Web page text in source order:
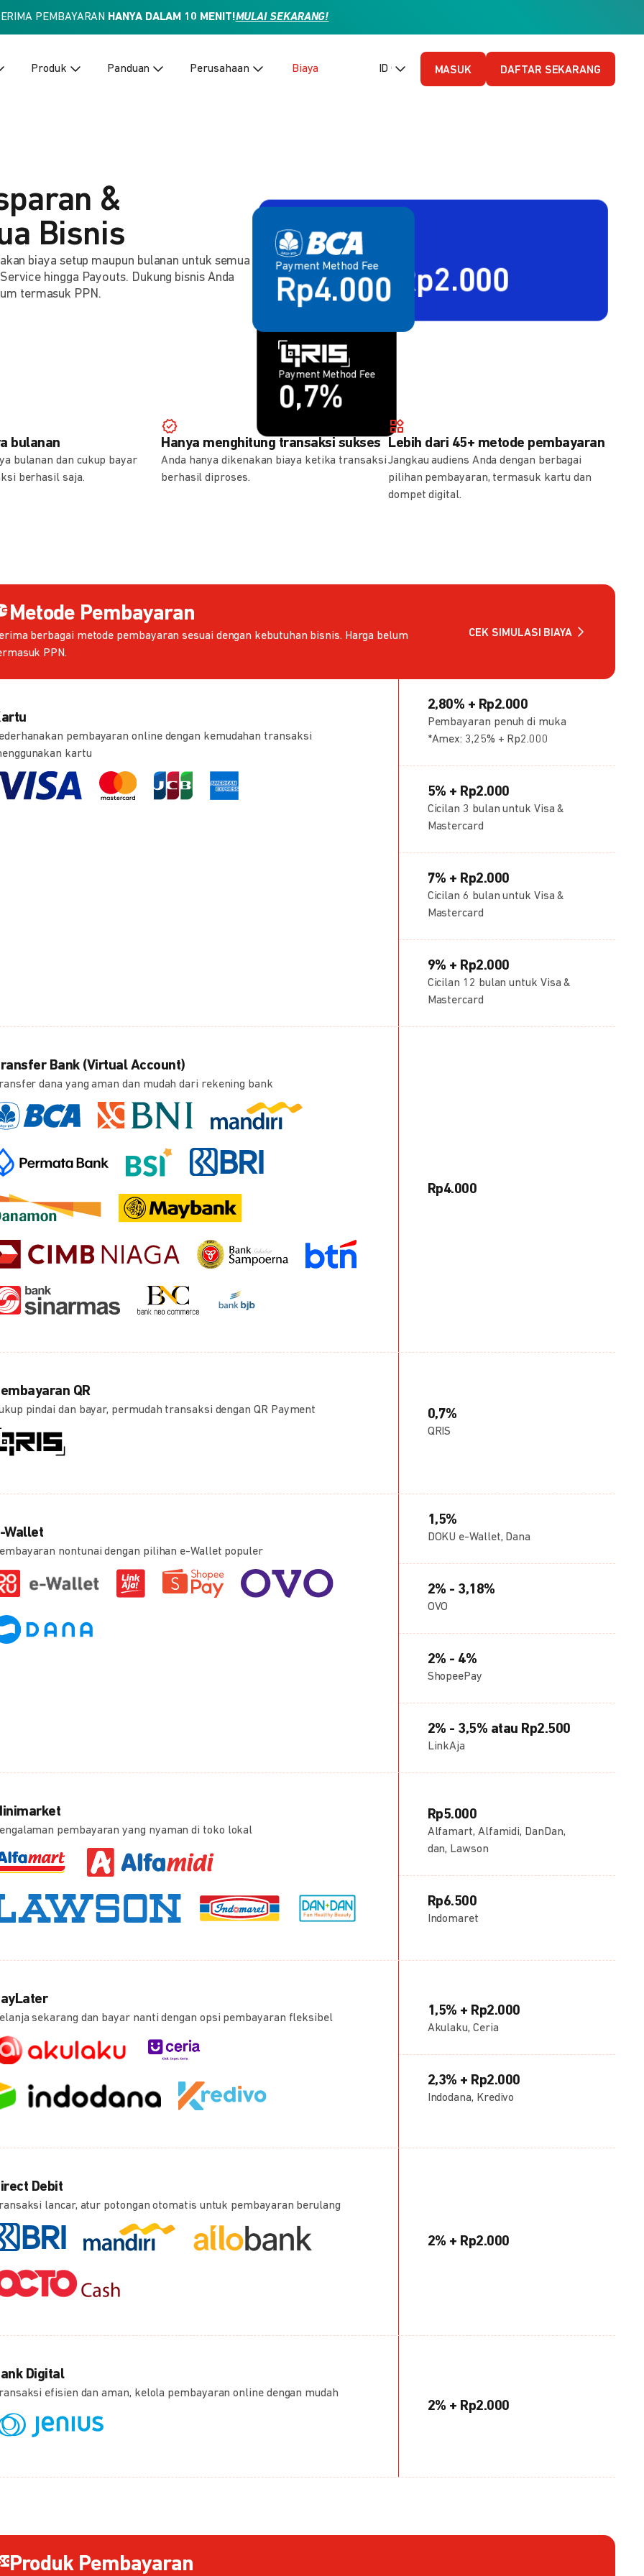
PEMBAYARAN HANYA DALAM 10 MENIT!MULAI SEKARANG!
Produk Panduan Perusahaan Biaya ID (Bahasa Indonesia)
MASUK DAFTAR SEKARANG
&
Bisnis
biaya setup maupun bulanan untuk semua
hingga Payouts. Dukung bisnis Anda
termasuk PPN.
Payment Method Fee
Rp4.000
Payment Method Fee
2,80% + Rp2.000
Payment Method Fee
0,7%
Payment Method Fee
1,5%
bulanan
bulanan dan cukup bayar
berhasil saja.
Hanya menghitung transaksi sukses
Anda hanya dikenakan biaya ketika transaksi
berhasil diproses.
Lebih dari 45+ metode pembayaran
Jangkau audiens Anda dengan berbagai
pilihan pembayaran, termasuk kartu dan
dompet digital.
Metode Pembayaran
berbagai metode pembayaran sesuai dengan kebutuhan bisnis. Harga belum
PPN.
CEK SIMULASI BIAYA
pembayaran online dengan kemudahan transaksi
kartu
2,80% + Rp2.000
Pembayaran penuh di muka
*Amex: 3,25% + Rp2.000
5% + Rp2.000
Cicilan 3 bulan untuk Visa &
Mastercard
7% + Rp2.000
Cicilan 6 bulan untuk Visa &
Mastercard
9% + Rp2.000
Cicilan 12 bulan untuk Visa &
Mastercard
Bank (Virtual Account)
dana yang aman dan mudah dari rekening bank
Rp4.000
QR
pindai dan bayar, permudah transaksi dengan QR Payment 0,7%
QRIS
Wallet
nontunai dengan pilihan e-Wallet populer
1,5%
DOKU e-Wallet, Dana
2% - 3,18%
OVO
2% - 4%
ShopeePay
2% - 3,5% atau Rp2.500
LinkAja
pembayaran yang nyaman di toko lokal
Rp5.000
Alfamart, Alfamidi, DanDan,
dan, Lawson
Rp6.500
Indomaret
sekarang dan bayar nanti dengan opsi pembayaran fleksibel
1,5% + Rp2.000
Akulaku, Ceria
2,3% + Rp2.000
Indodana, Kredivo
Debit
lancar, atur potongan otomatis untuk pembayaran berulang
2% + Rp2.000
Digital
efisien dan aman, kelola pembayaran online dengan mudah
2% + Rp2.000
Produk Pembayaran